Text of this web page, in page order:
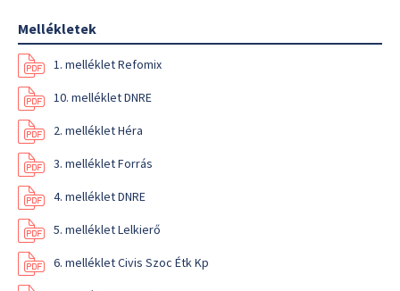
Mellékletek
1. melléklet Refomix
10. melléklet DNRE
2. melléklet Héra
3. melléklet Forrás
4. melléklet DNRE
5. melléklet Lelkierő
6. melléklet Civis Szoc Étk Kp